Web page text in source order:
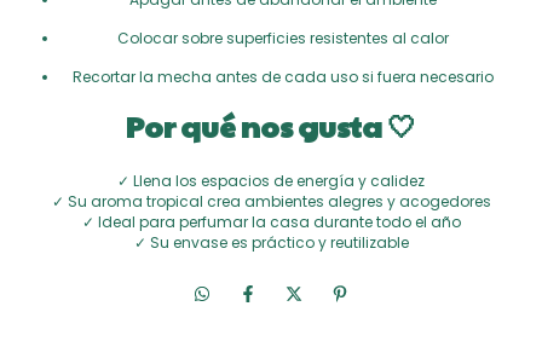
Colocar sobre superficies resistentes al calor
Recortar la mecha antes de cada uso si fuera necesario
Por qué nos gusta 🤍
✓ Llena los espacios de energía y calidez
✓ Su aroma tropical crea ambientes alegres y acogedores
✓ Ideal para perfumar la casa durante todo el año
✓ Su envase es práctico y reutilizable